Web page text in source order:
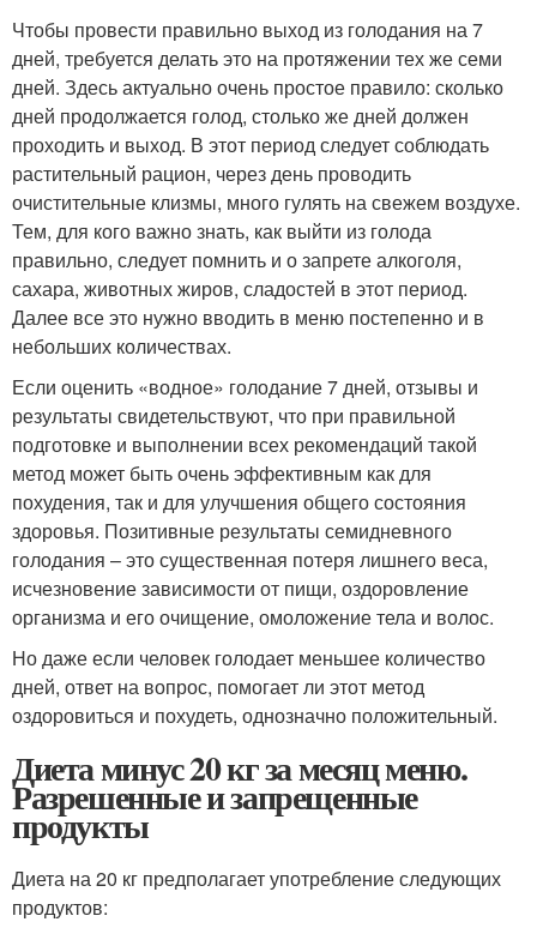
Чтобы провести правильно выход из голодания на 7
дней, требуется делать это на протяжении тех же семи
дней. Здесь актуально очень простое правило: сколько
дней продолжается голод, столько же дней должен
проходить и выход. В этот период следует соблюдать
растительный рацион, через день проводить
очистительные клизмы, много гулять на свежем воздухе.
Тем, для кого важно знать, как выйти из голода
правильно, следует помнить и о запрете алкоголя,
сахара, животных жиров, сладостей в этот период.
Далее все это нужно вводить в меню постепенно и в
небольших количествах.
Если оценить «водное» голодание 7 дней, отзывы и
результаты свидетельствуют, что при правильной
подготовке и выполнении всех рекомендаций такой
метод может быть очень эффективным как для
похудения, так и для улучшения общего состояния
здоровья. Позитивные результаты семидневного
голодания – это существенная потеря лишнего веса,
исчезновение зависимости от пищи, оздоровление
организма и его очищение, омоложение тела и волос.
Но даже если человек голодает меньшее количество
дней, ответ на вопрос, помогает ли этот метод
оздоровиться и похудеть, однозначно положительный.
Диета минус 20 кг за месяц меню.
Разрешенные и запрещенные
продукты
Диета на 20 кг предполагает употребление следующих
продуктов: